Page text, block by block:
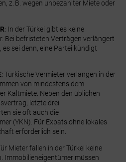
z. B. wegen unbezahlter Miete oder
: In der Türkei gibt es keine
Bei befristeten Verträgen verlängert
sei denn, eine Partei kündigt
: Türkische Vermieter verlangen in der
von mindestens dem
Kaltmiete. Neben den üblichen
letzte drei
sie oft auch die
(YKN). Für Expats ohne lokales
erforderlich sein.
Mieter fallen in der Türkei keine
Immobilieneigentümer müssen